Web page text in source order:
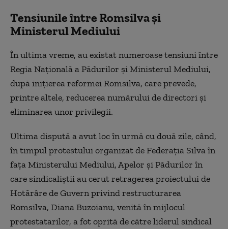
Tensiunile între Romsilva și
Ministerul Mediului
În ultima vreme, au existat numeroase tensiuni între
Regia Naţională a Pădurilor şi Ministerul Mediului,
după iniţierea reformei Romsilva, care prevede,
printre altele, reducerea numărului de directori şi
eliminarea unor privilegii.
Ultima dispută a avut loc în urmă cu două zile, când,
în timpul protestului organizat de Federaţia Silva în
faţa Ministerului Mediului, Apelor şi Pădurilor în
care sindicaliştii au cerut retragerea proiectului de
Hotărâre de Guvern privind restructurarea
Romsilva, Diana Buzoianu, venită în mijlocul
protestatarilor, a fot oprită de către liderul sindical